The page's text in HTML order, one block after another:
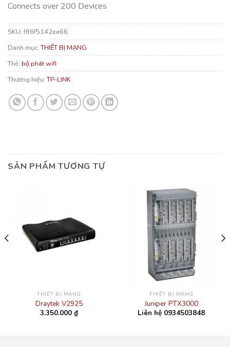
Connects over 200 Devices
SKU:f86f5142ee66
Danh mục:THIẾT BỊ MẠNG
Thẻ: bộ phát wifi
Thương hiệu:TP-LINK
SẢN PHẨM TƯƠNG TỰ
THIẾT BỊ MẠNG
Draytek V2925
3.350.000 ₫
THIẾT BỊ MẠNG
Juniper PTX3000
Liên hệ 0934503848